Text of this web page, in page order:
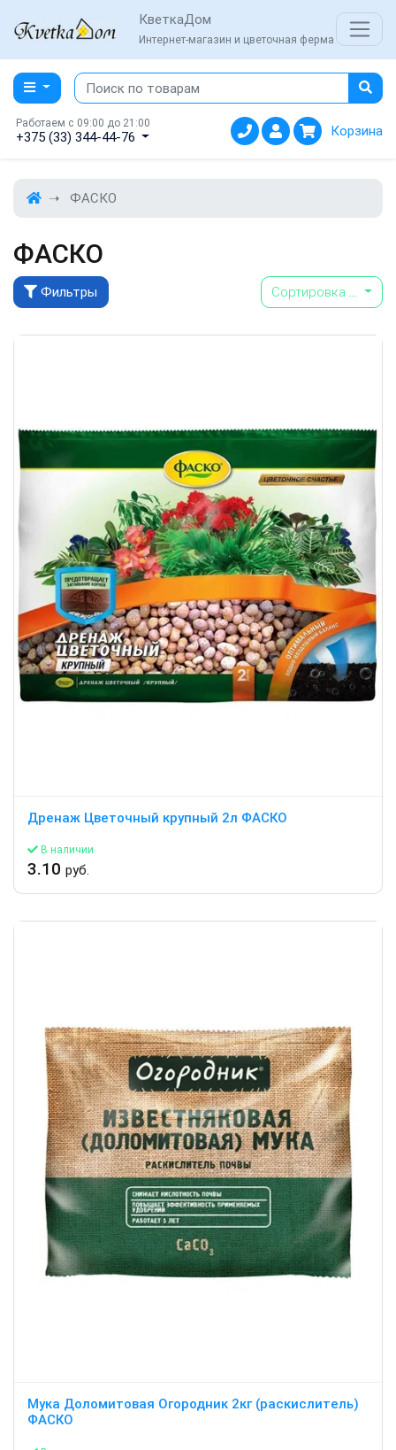
КветкаДом
Интернет-магазин и цветочная ферма
Работаем с 09:00 до 21:00
+375 (33) 344-44-76 Корзина
ФАСКО
ФАСКО
Фильтры Сортировка ...
Дренаж Цветочный крупный 2л ФАСКО
В наличии
3.10 руб.
Мука Доломитовая Огородник 2кг (раскислитель)
ФАСКО